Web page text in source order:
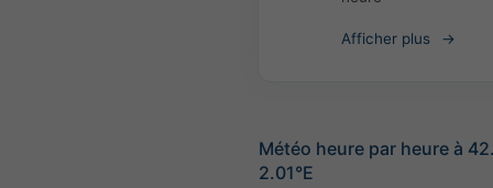
Afficher plus
Météo heure par heure à
2.01°E